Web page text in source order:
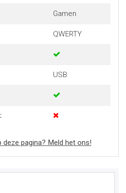
Gamen
QWERTY
USB
deze pagina? Meld het ons!